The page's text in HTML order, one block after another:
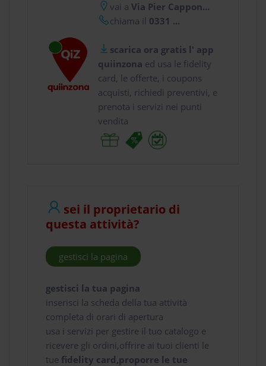
vai aVia Pier Cappon...
chiama il 0331 ...
scarica ora gratis l' app
quiinzona ed usa le fidelity
card, le offerte, i coupons
acquisti, richiedi preventivi, e
prenota i servizi nei punti
vendita
sei il proprietario di
questa attività?
gestisci la pagina
gestisci la tua pagina
inserisci la scheda della tua attività
completa di orari di apertura
usa i servizi per gestire il tuo catalogo e
ricevere gli ordini,offrire ai tuoi clienti le
tue fidelity card,proporre le tue